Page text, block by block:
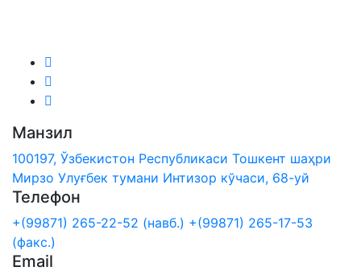
Манзил
100197, Ўзбекистон Республикаси Тошкент шаҳри
Мирзо Улуғбек тумани Интизор кўчаси, 68-уй
Телефон
+(99871) 265-22-52 (навб.) +(99871) 265-17-53
(факс.)
Email